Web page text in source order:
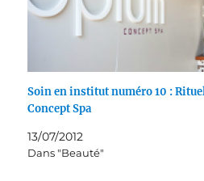
Soin en institut numéro 10 :
Concept Spa
13/07/2012
Dans "Beauté"